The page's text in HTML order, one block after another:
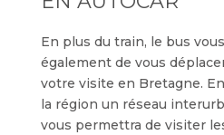
En plus du train, le bus
également de vous
votre visite en Bretagne.
la région un réseau
vous permettra de visiter